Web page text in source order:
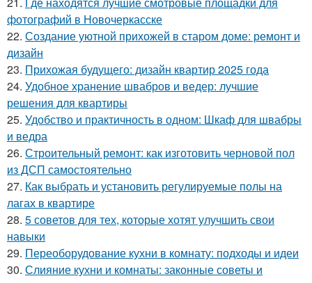
фотографий в Новочеркасске
22. Создание уютной прихожей в старом доме: ремонт и
дизайн
23. Прихожая будущего: дизайн квартир 2025 года
24. Удобное хранение швабров и ведер: лучшие
решения для квартиры
25. Удобство и практичность в одном: Шкаф для швабры
и ведра
26. Строительный ремонт: как изготовить черновой пол
из ДСП самостоятельно
27. Как выбрать и установить регулируемые полы на
лагах в квартире
28. 5 советов для тех, которые хотят улучшить свои
навыки
29. Переоборудование кухни в комнату: подходы и идеи
30. Слияние кухни и комнаты: законные советы и